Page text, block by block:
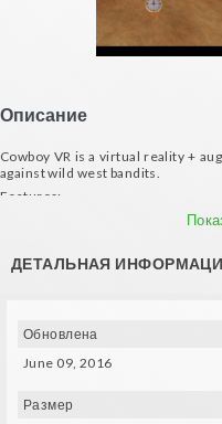
Описание
Cowboy VR is a virtual reality +
against wild west bandits.
Features:
- Shoot at the power ups to collect
- Music by: Mano A Mano
https://www.dropbox.com/s/
ДЕТАЛЬНАЯ
Обновлена
June 09, 2016
Размер